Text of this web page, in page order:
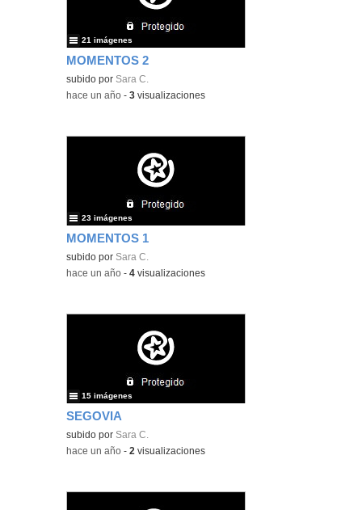
MOMENTOS 2
subido por Sara C.
21 imágenes
-hace un año -3 visualizaciones
MOMENTOS 1
subido por Sara C.
23 imágenes
-hace un año -4 visualizaciones
SEGOVIA
subido por Sara C.
15 imágenes
-hace un año -2 visualizaciones